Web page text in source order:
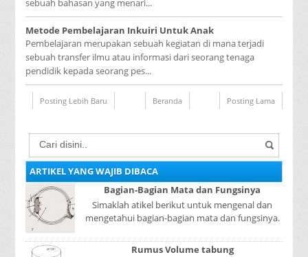
sebuah bahasan yang menari...
Metode Pembelajaran Inkuiri Untuk Anak
Pembelajaran merupakan sebuah kegiatan di mana terjadi
sebuah transfer ilmu atau informasi dari seorang tenaga
pendidik kepada seorang pes...
Posting Lebih Baru Posting Lama
Beranda
ARTIKEL YANG WAJIB DIBACA
Bagian-Bagian Mata dan Fungsinya
Simaklah atikel berikut untuk mengenal dan
mengetahui bagian-bagian mata dan fungsinya.
mer...
Rumus Volume tabung